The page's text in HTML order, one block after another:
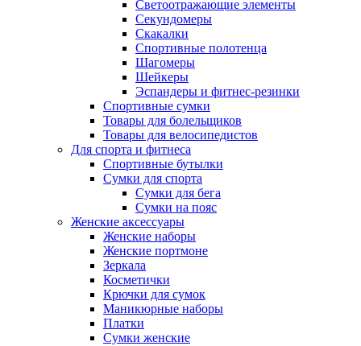
Светоотражающие элементы
Секундомеры
Скакалки
Спортивные полотенца
Шагомеры
Шейкеры
Эспандеры и фитнес-резинки
Спортивные сумки
Товары для болельщиков
Товары для велосипедистов
Для спорта и фитнеса
Спортивные бутылки
Сумки для спорта
Сумки для бега
Сумки на пояс
Женские аксессуары
Женские наборы
Женские портмоне
Зеркала
Косметички
Крючки для сумок
Маникюрные наборы
Платки
Сумки женские